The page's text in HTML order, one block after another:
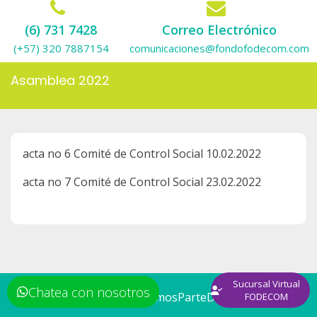
(6) 731 7428
(+57) 320 7887154
Correo Electrónico
comunicaciones@fondofodecom.com
Asamblea 2022
acta no 6 Comité de Control Social 10.02.2022
acta no 7 Comité de Control Social 23.02.2022
© 2019 Fodecom #HacemosParteDeTuBienestar
Sucursal Virtual
FODECOM
Chatea con nosotros